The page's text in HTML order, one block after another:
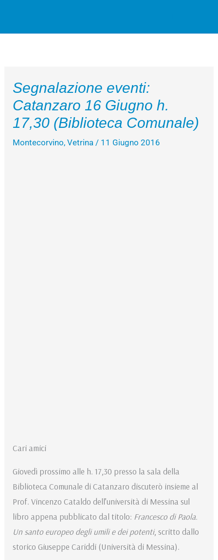
Segnalazione eventi:
Catanzaro 16 Giugno h.
17,30 (Biblioteca Comunale)
Montecorvino,Vetrina / 11 Giugno 2016
Cari amici
Giovedì prossimo alle h. 17,30 presso la sala della
Biblioteca Comunale di Catanzaro discuterò insieme al
Prof. Vincenzo Cataldo dell’università di Messina sul
libro appena pubblicato dal titolo: Francesco di Paola.
Un santo europeo degli umili e dei potenti, scritto dallo
storico Giuseppe Cariddi (Università di Messina).